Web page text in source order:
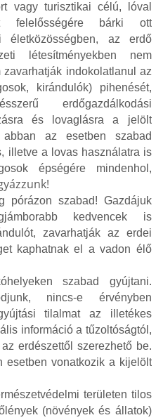
vagy turisztikai célú, lóval
felelősségére bárki ott
az erdő
létesítményekben nem
indokolatlanul az
kirándulók) pihenését,
erdőgazdálkodási
és lovaglásra a jelölt
az esetben szabad
illetve a lovas használatra is
épségére mindenhol,
pórázon szabad! Gazdájuk
kedvencek is
zavarhatják az erdei
kaphatnak el a vadon élő
szabad gyújtani.
nincs-e érvényben
tilalmat az illetékes
információ a tűzoltóságtól,
erdészettől szerezhető be.
esetben vonatkozik a kijelölt
területen tilos
(növények és állatok)